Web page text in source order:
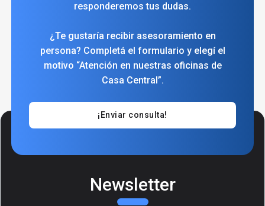
responderemos tus dudas.
¿Te gustaría recibir asesoramiento en
persona? Completá el formulario y elegí el
motivo “Atención en nuestras oficinas de
Casa Central”.
¡Enviar consulta!
Newsletter